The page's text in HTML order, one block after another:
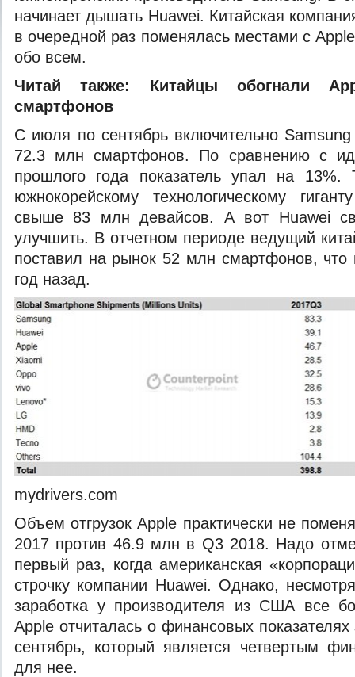
начинает дышать Huawei. Китайская
в очередной раз поменялась местами с
обо всем.
Читай также: Китайцыобогнали
смартфонов
С июля по сентябрь включительно
72.3 млн смартфонов. По сравнению с
прошлого года показатель упал на
южнокорейскому технологическому
свыше 83 млн девайсов. А вот Huawei
улучшить. В отчетном периоде ведущий
поставил на рынок 52 млн смартфонов,
год назад.
mydrivers.com
Объем отгрузок Apple практически не
2017 против 46.9 млн в Q3 2018. Надо
первый раз, когда американская
строчку компании Huawei. Однако,
заработка у производителя из США все
Apple отчиталась о финансовых
сентябрь, который является четвертым
для нее.